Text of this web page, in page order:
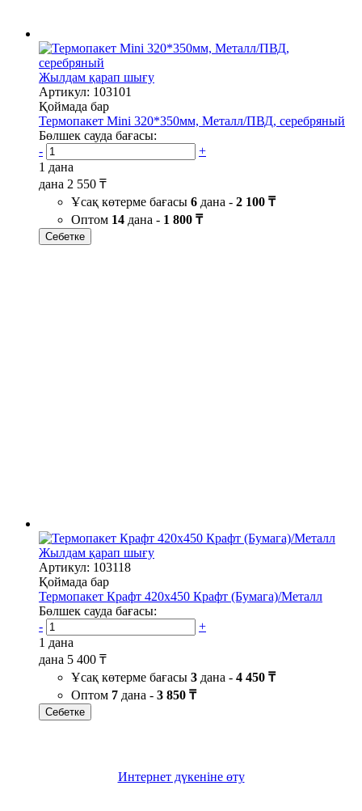
Жылдам қарап шығу
Артикул: 103101
Қоймада бар
Термопакет Mini 320*350мм, Металл/ПВД, серебряный
Бөлшек сауда бағасы:
-
+
1 дана
дана 2 550 ₸
Ұсақ көтерме бағасы 6 дана - 2 100 ₸
Оптом 14 дана - 1 800 ₸
Себетке
Жылдам қарап шығу
Артикул: 103118
Қоймада бар
Термопакет Крафт 420х450 Крафт (Бумага)/Металл
Бөлшек сауда бағасы:
-
+
1 дана
дана 5 400 ₸
Ұсақ көтерме бағасы 3 дана - 4 450 ₸
Оптом 7 дана - 3 850 ₸
Себетке
Интернет дүкеніне өту